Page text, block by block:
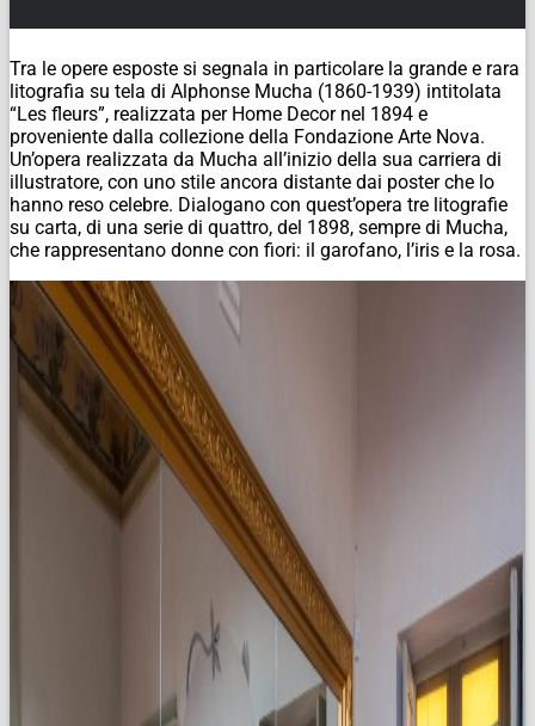
Tra le opere esposte si segnala in particolare la grande e rara
litografia su tela di Alphonse Mucha (1860-1939) intitolata
“Les fleurs”, realizzata per Home Decor nel 1894 e
proveniente dalla collezione della Fondazione Arte Nova.
Un’opera realizzata da Mucha all’inizio della sua carriera di
illustratore, con uno stile ancora distante dai poster che lo
hanno reso celebre. Dialogano con quest’opera tre litografie
su carta, di una serie di quattro, del 1898, sempre di Mucha,
che rappresentano donne con fiori: il garofano, l’iris e la rosa.